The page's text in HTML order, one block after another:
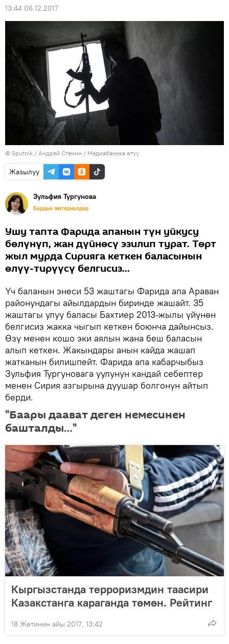
13:44 06.12.2017
© Sputnik / Андрей Стенин / Медиабанкка өтүү
Жазылуу
Зульфия Тургунова
Бардык материалдар
Ушу тапта Фарида апанын түн уйкусу
бөлүнүп, жан дүйнөсү эзилип турат. Төрт
жыл мурда Сирияга кеткен баласынын
өлүү-тирүүсү белгисиз...
Үч баланын энеси 53 жаштагы Фарида апа Араван
районундагы айылдардын биринде жашайт. 35
жаштагы улуу баласы Бахтиер 2013-жылы үйүнөн
белгисиз жакка чыгып кеткен боюнча дайынсыз.
Өзү менен кошо эки аялын жана беш баласын
алып кеткен. Жакындары анын кайда жашап
жатканын билишпейт. Фарида апа кабарчыбыз
Зульфия Тургуновага уулунун кандай себептер
менен Сирия азгырына дуушар болгонун айтып
берди.
"Баары даават деген немесинен
башталды…"
Кыргызстанда терроризмдин таасири
Казакстанга караганда төмөн. Рейтинг
18 Жетинин айы 2017, 13:42